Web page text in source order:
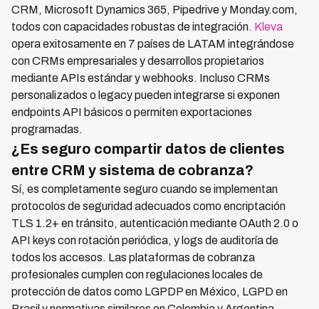
CRM, Microsoft Dynamics 365, Pipedrive y Monday.com,
todos con capacidades robustas de integración. Kleva
opera exitosamente en 7 países de LATAM integrándose
con CRMs empresariales y desarrollos propietarios
mediante APIs estándar y webhooks. Incluso CRMs
personalizados o legacy pueden integrarse si exponen
endpoints API básicos o permiten exportaciones
programadas.
¿Es seguro compartir datos de clientes
entre CRM y sistema de cobranza?
Sí, es completamente seguro cuando se implementan
protocolos de seguridad adecuados como encriptación
TLS 1.2+ en tránsito, autenticación mediante OAuth 2.0 o
API keys con rotación periódica, y logs de auditoría de
todos los accesos. Las plataformas de cobranza
profesionales cumplen con regulaciones locales de
protección de datos como LGPDP en México, LGPD en